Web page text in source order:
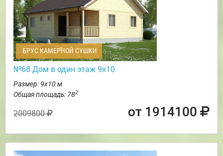
БРУС КАМЕРНОЙ СУШКИ
№68 Дом в один этаж 9х10
Размер: 9х10 м
Общая площадь: 782
2009800 от 1914100